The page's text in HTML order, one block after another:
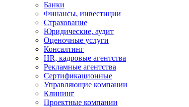
Банки
Финансы, инвестиции
Страхование
Юридические, аудит
Оценочные услуги
Консалтинг
HR, кадровые агентства
Рекламные агентства
Сертификационные
Управляющие компании
Клининг
Проектные компании